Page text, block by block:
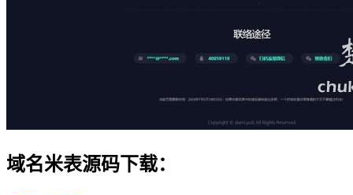
域名米表源码下载：